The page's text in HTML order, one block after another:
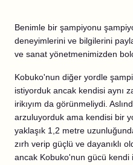
Benimle bir şampiyonu
deneyimlerini ve bilgilerini
ve sanat yönetmenimizden
Kobuko'nun diğer yordle
istiyorduk ancak kendisi aynı
irikıyım da görünmeliydi.
arzuluyorduk ama kendisi bir
yaklaşık 1,2 metre
zırh verip güçlü ve dayanıklı
ancak Kobuko'nun gücü kendi